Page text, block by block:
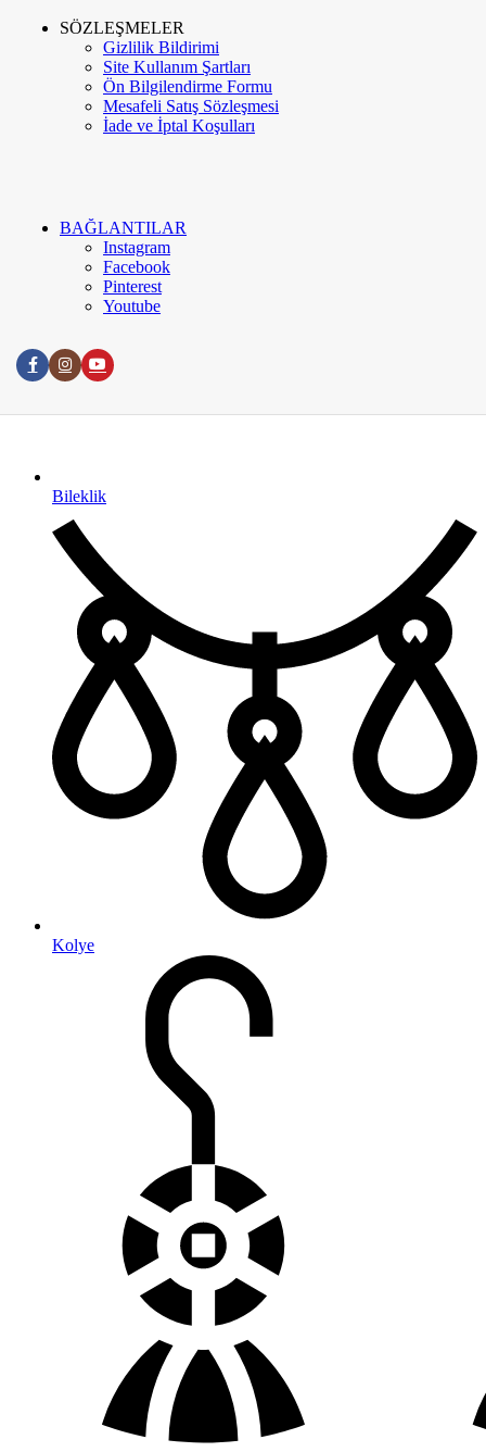
SÖZLEŞMELER
Gizlilik Bildirimi
Site Kullanım Şartları
Ön Bilgilendirme Formu
Mesafeli Satış Sözleşmesi
İade ve İptal Koşulları
BAĞLANTILAR
Instagram
Facebook
Pinterest
Youtube
Bileklik
Kolye